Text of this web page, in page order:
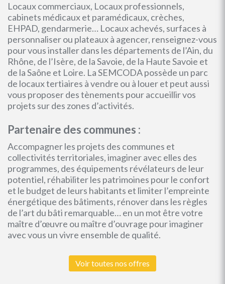
Locaux commerciaux, Locaux professionnels,
cabinets médicaux et paramédicaux, crèches,
EHPAD, gendarmerie… Locaux achevés, surfaces à
personnaliser ou plateaux à agencer, renseignez-vous
pour vous installer dans les départements de l’Ain, du
Rhône, de l’Isère, de la Savoie, de la Haute Savoie et
de la Saône et Loire. La SEMCODA possède un parc
de locaux tertiaires à vendre ou à louer et peut aussi
vous proposer des tènements pour accueillir vos
projets sur des zones d’activités.
Partenaire des communes :
Accompagner les projets des communes et
collectivités territoriales, imaginer avec elles des
programmes, des équipements révélateurs de leur
potentiel, réhabiliter les patrimoines pour le confort
et le budget de leurs habitants et limiter l’empreinte
énergétique des bâtiments, rénover dans les règles
de l’art du bâti remarquable… en un mot être votre
maître d’œuvre ou maître d’ouvrage pour imaginer
avec vous un vivre ensemble de qualité.
Voir toutes nos offres